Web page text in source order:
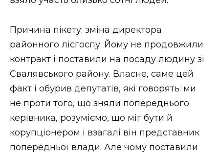
Причина пікету: зміна директора
районного лісгоспу. Йому не продовжили
контракт і поставили на посаду людину зі
Свалявського району. Власне, саме цей
факт і обурив депутатів, які говорять: ми
не проти того, що зняли попереднього
керівника, розуміємо, що міг бути й
корупціонером і взагалі він представник
попередньої влади. Але чому поставили